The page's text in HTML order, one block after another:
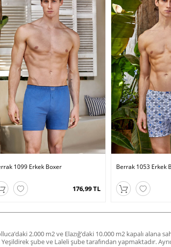
1099 Erkek Boxer
176,99 TL
Berrak 1053 Erkek
2.000 m2 ve Elazığ’daki 10.000 m2 kapalı
şube ve Laleli şube tarafından yapmaktadır.